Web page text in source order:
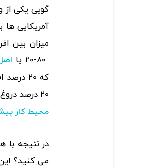
گویی یکی از
آمریکایی ها
میزان بین
20 درصد دروغ می گویند.(
محیط کار
در نتیجه با
می کنید؟